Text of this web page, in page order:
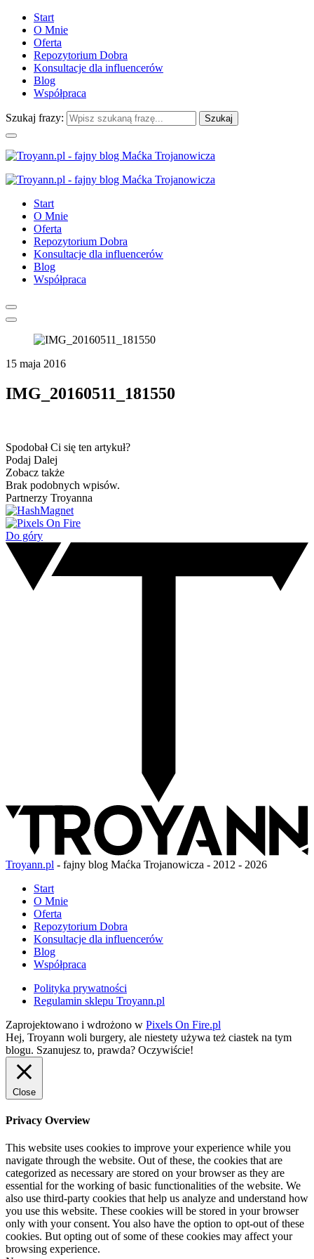
Start
O Mnie
Oferta
Repozytorium Dobra
Konsultacje dla influencerów
Blog
Współpraca
Szukaj frazy:
Start
O Mnie
Oferta
Repozytorium Dobra
Konsultacje dla influencerów
Blog
Współpraca
15 maja 2016
IMG_20160511_181550
Spodobał Ci się ten artykuł?
Podaj Dalej
Zobacz także
Brak podobnych wpisów.
Partnerzy Troyanna
Do góry
Troyann.pl - fajny blog Maćka Trojanowicza - 2012 - 2026
Start
O Mnie
Oferta
Repozytorium Dobra
Konsultacje dla influencerów
Blog
Współpraca
Polityka prywatności
Regulamin sklepu Troyann.pl
Zaprojektowano i wdrożono w Pixels On Fire.pl
Hej, Troyann woli burgery, ale niestety używa też ciastek na tym
blogu. Szanujesz to, prawda? Oczywiście!
Close
Privacy Overview
This website uses cookies to improve your experience while you
navigate through the website. Out of these, the cookies that are
categorized as necessary are stored on your browser as they are
essential for the working of basic functionalities of the website. We
also use third-party cookies that help us analyze and understand how
you use this website. These cookies will be stored in your browser
only with your consent. You also have the option to opt-out of these
cookies. But opting out of some of these cookies may affect your
browsing experience.